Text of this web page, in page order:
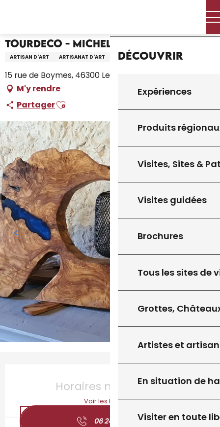
principal
Découvrir
Expériences
Produits
Visites, Sites &
Visites guidées
Brochures
Tous les sites de
Grottes,
Artistes et
En situation de
Visiter en toute
Tourdeco - Michel Malaussane
ARTISAN D'ART ARTISANAT D'ART
15 rue de Boymes, 46300 Le Vigan
M'y rendre
PartagerAjouter aux favoris
Horaires non définis
Voir les horaires
06 24 25 51 ▒▒